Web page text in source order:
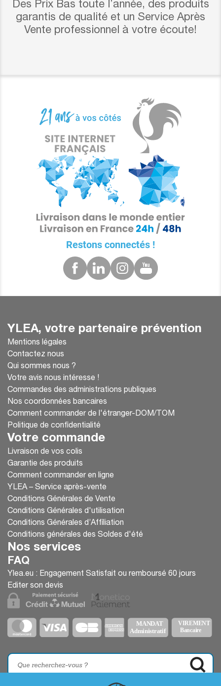
Des Prix Bas toute l’année, des produits
garantis de qualité et un Service Après
Vente professionnel à votre écoute!
Restons connectés !
YLEA, votre partenaire prévention
Mentions légales
Contactez nous
Qui sommes nous ?
Votre avis nous intéresse !
Commandes des administrations publiques
Nos coordonnées bancaires
Comment commander de l'étranger-DOM/TOM
Politique de confidentialité
Votre commande
Livraison de vos colis
Garantie des produits
Comment commander en ligne
YLEA – Service après-vente
Conditions Générales de Vente
Conditions Générales d'utilisation
Conditions Générales d’Affiliation
Conditions générales des Soldes d'été
Nos services
FAQ
Ylea.eu : Engagement Satisfait ou remboursé 60 jours
Editer son devis